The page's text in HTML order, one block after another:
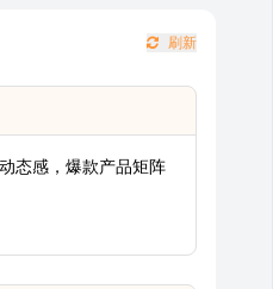
刷新
态感，爆款产品矩阵